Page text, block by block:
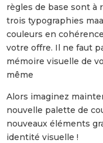
règles de base sont à
trois typographies
couleurs en
votre offre. Il ne faut
mémoire visuelle de
même
Alors imaginez
nouvelle palette de
nouveaux éléments
identité visuelle !